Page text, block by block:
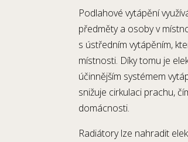
Podlahové vytápění
předměty a osoby v
s ústředním vytápěním,
místnosti. Díky tomu je
účinnějším systémem
snižuje cirkulaci prachu,
domácnosti.
Radiátory lze nahradit